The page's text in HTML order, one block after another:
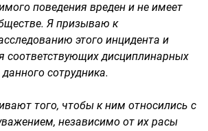
поведения вреден и не имеет
Я призываю к
этого инцидента и
соответствующих дисциплинарных
сотрудника.
того, чтобы к ним относились с
независимо от их расы